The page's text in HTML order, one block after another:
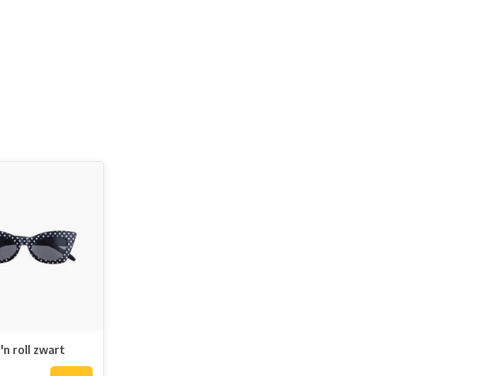
roll zwart